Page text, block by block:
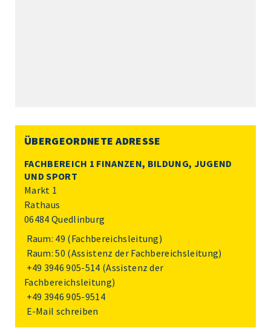
ÜBERGEORDNETE ADRESSE
FACHBEREICH 1 FINANZEN, BILDUNG, JUGEND
UND SPORT
Markt 1
Rathaus
06484 Quedlinburg
Raum: 49 (Fachbereichsleitung)
Raum: 50 (Assistenz der Fachbereichsleitung)
+49 3946 905-514 (Assistenz der
Fachbereichsleitung)
+49 3946 905-9514
E-Mail schreiben